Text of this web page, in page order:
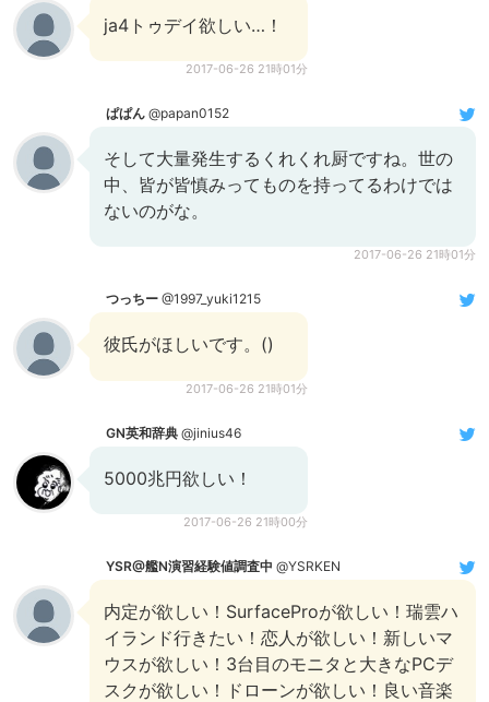
ja4トゥデイ欲しい…！
2017-06-26 21時01分
ぱぱん @papan0152
そして大量発生するくれくれ厨ですね。世の
中、皆が皆慎みってものを持ってるわけでは
ないのがな。
2017-06-26 21時01分
つっちー @1997_yuki1215
彼氏がほしいです。()
2017-06-26 21時01分
GN英和辞典 @jinius46
5000兆円欲しい！
2017-06-26 21時00分
YSR@艦N演習経験値調査中 @YSRKEN
内定が欲しい！SurfaceProが欲しい！瑞雲ハ
イランド行きたい！恋人が欲しい！新しいマ
ウスが欲しい！3台目のモニタと大きなPCデ
スクが欲しい！ドローンが欲しい！良い音楽